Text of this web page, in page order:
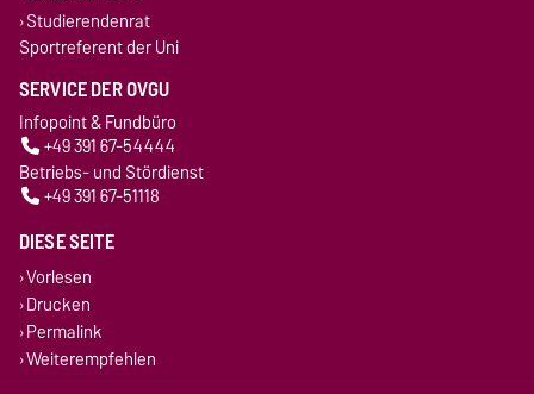
Studierendenrat
Sportreferent der Uni
SERVICE DER OVGU
Infopoint & Fundbüro
+49 391 67-54444
Betriebs- und Stördienst
+49 391 67-51118
DIESE SEITE
Vorlesen
Drucken
Permalink
Weiterempfehlen